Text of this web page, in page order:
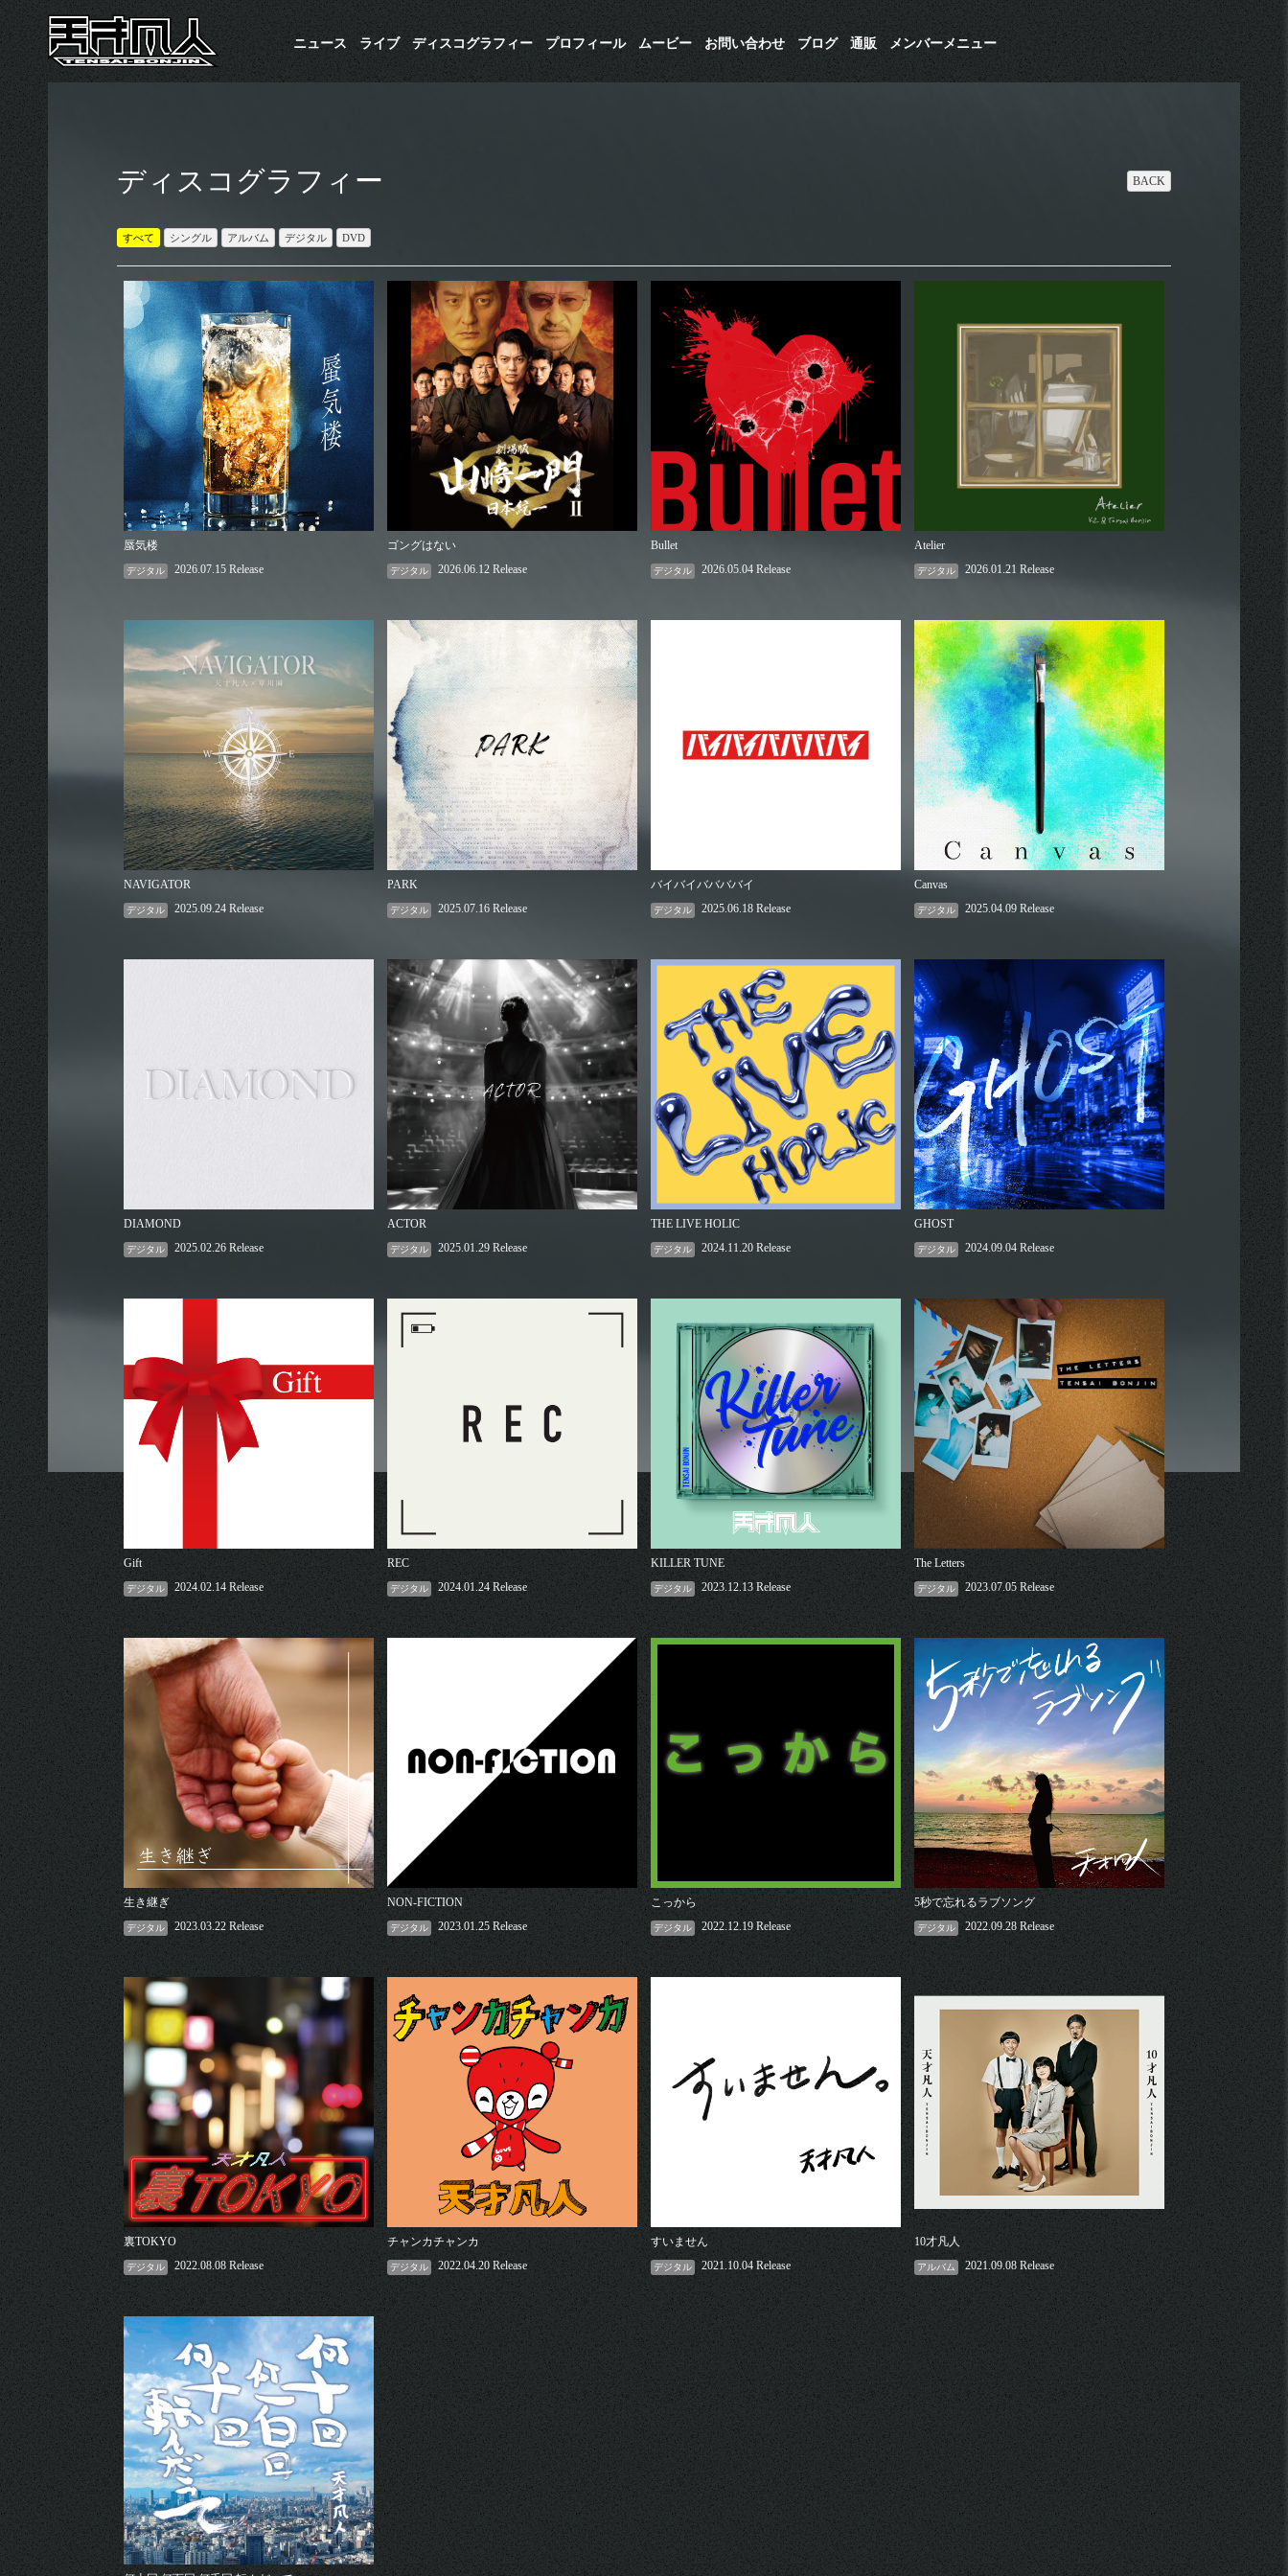
ニュース ライブ ​ディスコグラフィー プロフィール ムービー お問い合わせ ブログ 通販 メンバーメニュー
ディスコグラフィー BACK
すべて シングル アルバム デジタル DVD
蜃気楼
デジタル 2026.07.15 Release
ゴングはない
デジタル 2026.06.12 Release
Bullet
デジタル 2026.05.04 Release
Atelier
デジタル 2026.01.21 Release
NAVIGATOR
デジタル 2025.09.24 Release
PARK
デジタル 2025.07.16 Release
バイバイババババイ
デジタル 2025.06.18 Release
Canvas
デジタル 2025.04.09 Release
DIAMOND
デジタル 2025.02.26 Release
ACTOR
デジタル 2025.01.29 Release
THE LIVE HOLIC
デジタル 2024.11.20 Release
GHOST
デジタル 2024.09.04 Release
Gift
デジタル 2024.02.14 Release
REC
デジタル 2024.01.24 Release
KILLER TUNE
デジタル 2023.12.13 Release
The Letters
デジタル 2023.07.05 Release
生き継ぎ
デジタル 2023.03.22 Release
NON-FICTION
デジタル 2023.01.25 Release
こっから
デジタル 2022.12.19 Release
5秒で忘れるラブソング
デジタル 2022.09.28 Release
裏TOKYO
デジタル 2022.08.08 Release
チャンカチャンカ
デジタル 2022.04.20 Release
すいません
デジタル 2021.10.04 Release
10才凡人
アルバム 2021.09.08 Release
© 2026 euclid agency All Rigthts Reserverd. Powered by
SKIYAKI Inc.